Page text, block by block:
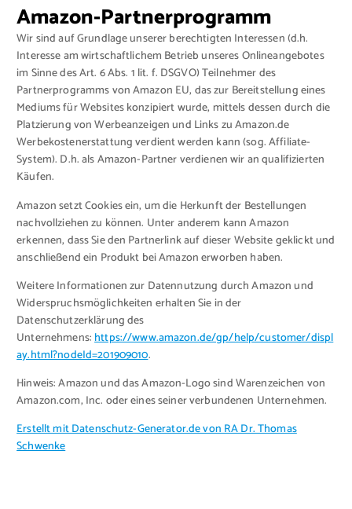
Amazon-Partnerprogramm
Wir sind auf Grundlage unserer berechtigten Interessen (d.h.
Interesse am wirtschaftlichem Betrieb unseres Onlineangebotes
im Sinne des Art. 6 Abs. 1 lit. f. DSGVO) Teilnehmer des
Partnerprogramms von Amazon EU, das zur Bereitstellung eines
Mediums für Websites konzipiert wurde, mittels dessen durch die
Platzierung von Werbeanzeigen und Links zu Amazon.de
Werbekostenerstattung verdient werden kann (sog. Affiliate-
System). D.h. als Amazon-Partner verdienen wir an qualifizierten
Käufen.
Amazon setzt Cookies ein, um die Herkunft der Bestellungen
nachvollziehen zu können. Unter anderem kann Amazon
erkennen, dass Sie den Partnerlink auf dieser Website geklickt und
anschließend ein Produkt bei Amazon erworben haben.
Weitere Informationen zur Datennutzung durch Amazon und
Widerspruchsmöglichkeiten erhalten Sie in der
Datenschutzerklärung des
Unternehmens:https://www.amazon.de/gp/help/customer/displ
ay.html?nodeId=201909010.
Hinweis: Amazon und das Amazon-Logo sind Warenzeichen von
Amazon.com, Inc. oder eines seiner verbundenen Unternehmen.
Erstellt mit Datenschutz-Generator.de von RA Dr. Thomas
Schwenke